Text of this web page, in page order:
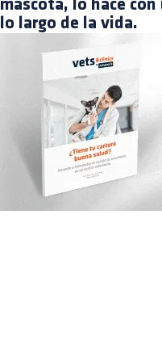
mascota, lo hace
lo largo de la vida.